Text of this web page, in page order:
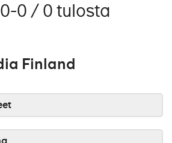
0 / 0 tulosta
Finland